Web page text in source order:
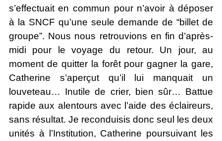
s’effectuait en commun pour n’avoir à déposer
à la SNCF qu’une seule demande de “billet de
groupe”. Nous nous retrouvions en fin d’après-
midi pour le voyage du retour. Un jour, au
moment de quitter la forêt pour gagner la gare,
Catherine s’aperçut qu’il lui manquait un
louveteau… Inutile de crier, bien sûr… Battue
rapide aux alentours avec l’aide des éclaireurs,
sans résultat. Je reconduisis donc seul les deux
unités à l’Institution, Catherine poursuivant les